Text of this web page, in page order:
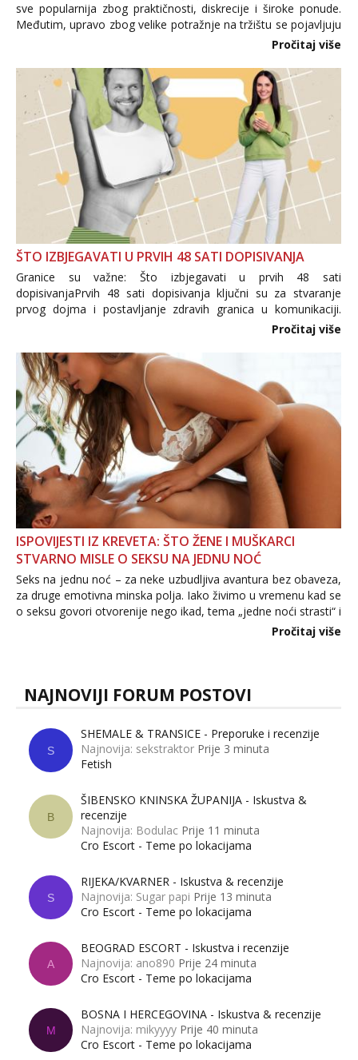
sve popularnija zbog praktičnosti, diskrecije i široke ponude.
Međutim, upravo zbog velike potražnje na tržištu se pojavljuju
i brojni krivotvoreni proizvodi, nepouzdane internetske
Pročitaj više
ŠTO IZBJEGAVATI U PRVIH 48 SATI DOPISIVANJA
Granice su važne: Što izbjegavati u prvih 48 sati
dopisivanjaPrvih 48 sati dopisivanja ključni su za stvaranje
prvog dojma i postavljanje zdravih granica u komunikaciji.
Važno je izbjeći prebrzo otkrivanje osobnih ili intimnih
informacija, jer nepoznata osoba još nije zaslužila to
povjerenje. Takođe...
Pročitaj više
ISPOVIJESTI IZ KREVETA: ŠTO ŽENE I MUŠKARCI
STVARNO MISLE O SEKSU NA JEDNU NOĆ
Seks na jednu noć – za neke uzbudljiva avantura bez obaveza,
za druge emotivna minska polja. Iako živimo u vremenu kad se
o seksu govori otvorenije nego ikad, tema „jedne noći strasti“ i
dalje izaziva burne rasprave. Što zapravo misle žene, a što
Pročitaj više
NAJNOVIJI FORUM POSTOVI
S
SHEMALE & TRANSICE - Preporuke i recenzije
Najnovija: sekstraktor Prije 3 minuta
Fetish
B
ŠIBENSKO KNINSKA ŽUPANIJA - Iskustva &
recenzije
Najnovija: Bodulac Prije 11 minuta
Cro Escort - Teme po lokacijama
S
RIJEKA/KVARNER - Iskustva & recenzije
Najnovija: Sugar papi Prije 13 minuta
Cro Escort - Teme po lokacijama
A
BEOGRAD ESCORT - Iskustva i recenzije
Najnovija: ano890 Prije 24 minuta
Cro Escort - Teme po lokacijama
M
BOSNA I HERCEGOVINA - Iskustva & recenzije
Najnovija: mikyyyy Prije 40 minuta
Cro Escort - Teme po lokacijama